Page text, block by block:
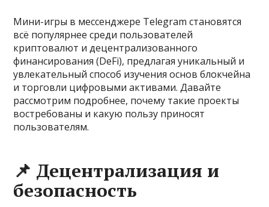
Мини-игры в мессенджере Telegram становятся
всё популярнее среди пользователей
криптовалют и децентрализованного
финансирования (DeFi), предлагая уникальный и
увлекательный способ изучения основ блокчейна
и торговли цифровыми активами. Давайте
рассмотрим подробнее, почему такие проекты
востребованы и какую пользу приносят
пользователям.
📌 Децентрализация и
безопасность